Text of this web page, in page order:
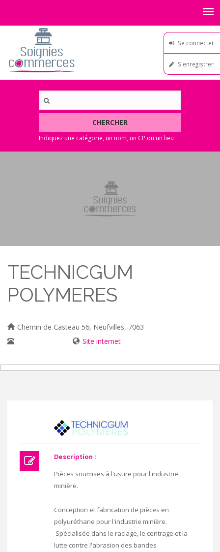
Se connecter
S'enregistrer
CHERCHER
TECHNICGUM
POLYMERES
Chemin de Casteau 56, Neufvilles, 7063
Site internet
Description :
Pièces soumises à l'usure pour l'industrie
minière.
Conception et fabrication de pièces en
polyuréthane pour l'industrie minière.
Spécialisée dans le raclage, le centrage et la
lutte contre l'abrasion des bandes